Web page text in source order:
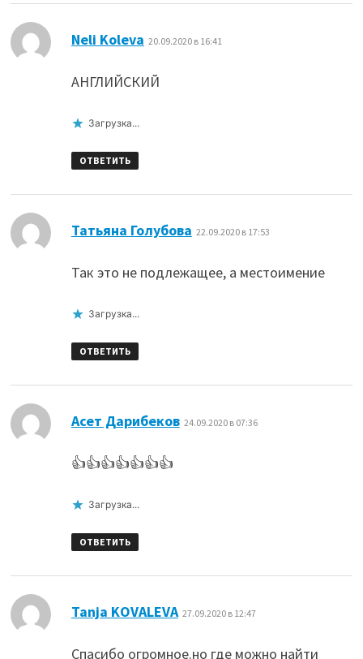
Neli Koleva 20.09.2020 в 16:41
АНГЛИЙСКИЙ
Загрузка...
ОТВЕТИТЬ
Татьяна Голубова 22.09.2020 в 17:53
Так это не подлежащее, а местоимение
Загрузка...
ОТВЕТИТЬ
Асет Дарибеков: 24.09.2020 в 07:36
👍👍👍👍👍👍👍
Загрузка...
ОТВЕТИТЬ
Tanja KOVALEVA 27.09.2020 в 12:47
Спасибо огромное.но где можно найти